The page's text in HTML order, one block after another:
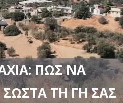
ΠΏΣ ΝΑ
ΣΩΣΤΆ ΤΗ ΓΗ ΣΑΣ